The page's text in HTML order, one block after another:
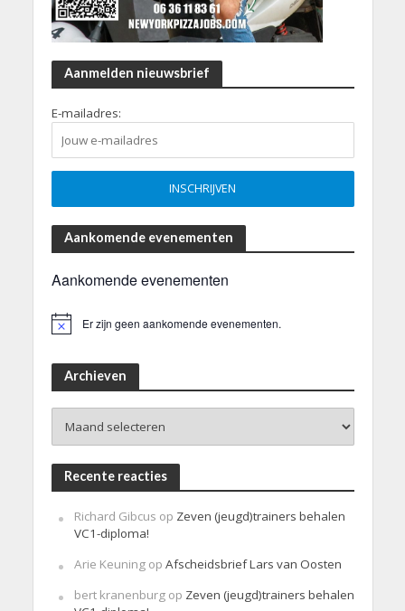
Aanmelden nieuwsbrief
E-mailadres:
Aankomende evenementen
Aankomende evenementen
Er zijn geen aankomende evenementen.
Archieven
Recente reacties
Richard Gibcus op Zeven (jeugd)trainers behalen
VC1-diploma!
Arie Keuningop Afscheidsbrief Lars van Oosten
bert kranenburgop Zeven (jeugd)trainers behalen